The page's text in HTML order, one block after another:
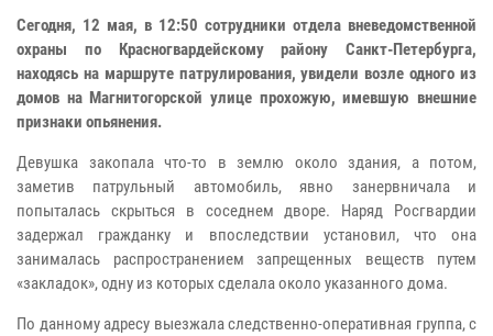
Сегодня, 12 мая, в 12:50 сотрудники отдела вневедомственной
охраны по Красногвардейскому району Санкт-Петербурга,
находясь на маршруте патрулирования, увидели возле одного из
домов на Магнитогорской улице прохожую, имевшую внешние
признаки опьянения.
Девушка закопала что-то в землю около здания, а потом,
заметив патрульный автомобиль, явно занервничала и
попыталась скрыться в соседнем дворе. Наряд Росгвардии
задержал гражданку и впоследствии установил, что она
занималась распространением запрещенных веществ путем
«закладок», одну из которых сделала около указанного дома.
По данному адресу выезжала следственно-оперативная группа, с